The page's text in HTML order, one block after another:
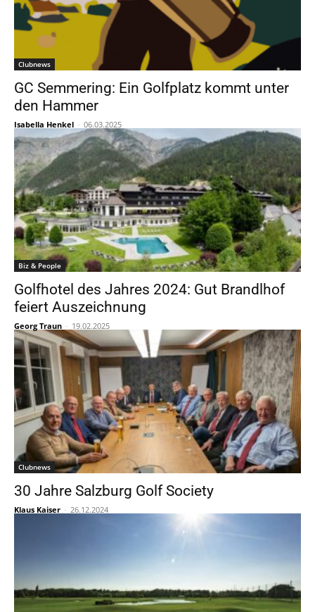
Clubnews
GC Semmering: Ein Golfplatz kommt unter
den Hammer
Isabella Henkel - 06.03.2025
Biz & People
Golfhotel des Jahres 2024: Gut Brandlhof
feiert Auszeichnung
Georg Traun - 19.02.2025
Clubnews
30 Jahre Salzburg Golf Society
Klaus Kaiser - 26.12.2024